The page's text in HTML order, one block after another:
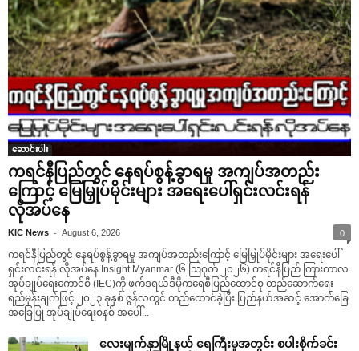
ဆောင်းပါး
ကရင်နီပြည်တွင် နေရပ်စွန့်ခွာရမှု အကျပ်အတည်း
ကြောင့် မြေမြှုပ်မိုင်းများ အရေးပေါ်ရှင်းလင်းရန်
လိုအပ်နေ
KIC News - August 6, 2026 0
ကရင်နီပြည်တွင် နေရပ်စွန့်ခွာရမှု အကျပ်အတည်းကြောင့် မြေမြှုပ်မိုင်းများ အရေးပေါ်
ရှင်းလင်းရန် လိုအပ်နေ Insight Myanmar (၆ ဩဂုတ် ၂၀၂၆) ကရင်နီပြည် ကြားကာလ
အုပ်ချုပ်ရေးကောင်စီ (IEC)ကို ဖက်ဒရယ်ဒီမိုကရေစီပြည်ထောင်စု တည်ဆောက်ရေး
ရည်မှန်းချက်ဖြင့် ၂၀၂၃ ခုနှစ် ဇွန်လတွင် တည်ထောင်ခဲ့ပြီး ပြည်နယ်အဆင့် အောက်ခြေ
အခြေပြု အုပ်ချုပ်ရေးစနစ် အပေါ်...
လေးမျက်နှာမြို့နယ် ရေကြီးမှုအတွင်း စပါးစိုက်ခင်း